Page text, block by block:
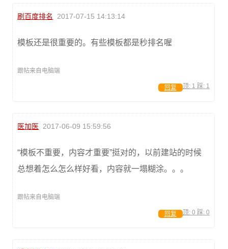
刷百度排名 2017-07-15 14:13:14
模板还是很重要的。有些模板都是秒排名喔
跟帖来自电脑端
顶: 1 踩: 1
回复
医加医 2017-06-09 15:59:56
“模板不重要，内容才重要”挺对的，以前建站的时候
总想着怎么怎么样好看，内容就一塌糊涂。。。
跟帖来自电脑端
顶: 0 踩: 0
回复